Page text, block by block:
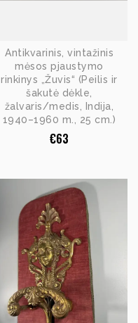
Antikvarinis, vintažinis
mėsos pjaustymo
rinkinys „Žuvis“ (Peilis ir
šakutė dėkle,
žalvaris/medis, Indija,
1940–1960 m., 25 cm.)
€63